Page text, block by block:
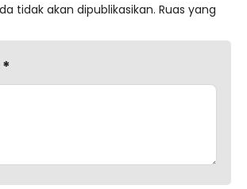
tidak akan dipublikasikan. Ruas yang
*